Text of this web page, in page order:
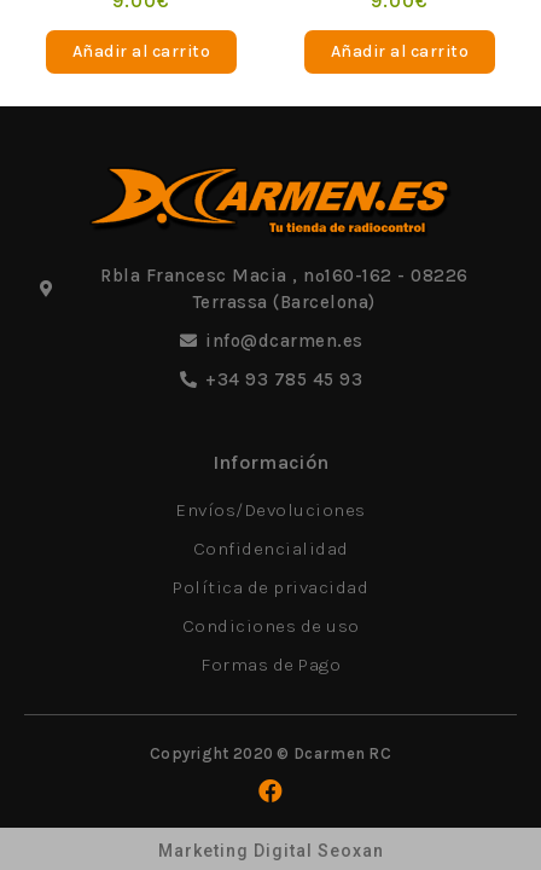
Añadir al carrito Añadir al carrito
Rbla Francesc Macia , nº160-162 - 08226
Terrassa (Barcelona)
info@dcarmen.es
+34 93 785 45 93
Información
Envíos/Devoluciones
Confidencialidad
Política de privacidad
Condiciones de uso
Formas de Pago
Copyright 2020 © Dcarmen RC
Marketing Digital Seoxan